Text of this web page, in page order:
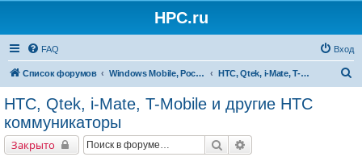
HPC.ru
FAQ Вход
Список форумов Windows Mobile, Pocket PC, MS Smartphone HTC, Qtek, i-Mate, T-Mobile и другие HTC коммуникаторы
HTC, Qtek, i-Mate, T-Mobile и другие HTC
коммуникаторы
Закрыто Поиск